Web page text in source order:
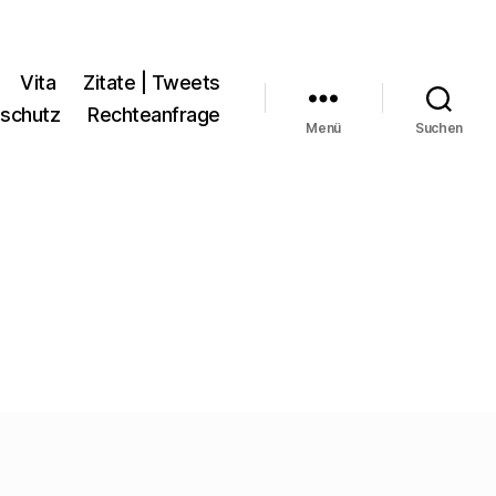
Vita
Zitate | Tweets
Rechteanfrage
Menü Suchen